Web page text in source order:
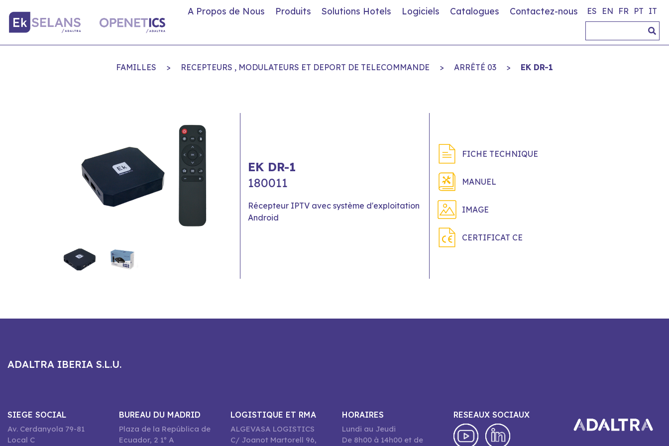
A Propos de Nous Produits Solutions Hotels Logiciels Catalogues Contactez-nous ES EN FR PT IT
FAMILLES > RECEPTEURS , MODULATEURS ET DEPORT DE TELECOMMANDE > ARRÊTÉ 03 > EK DR-1
EK DR-1
180011
Récepteur IPTV avec système d'exploitation
Android
FICHE TECHNIQUE
MANUEL
IMAGE
CERTIFICAT CE
ADALTRA IBERIA S.L.U.
SIEGE SOCIAL
Av. Cerdanyola 79-81
Local C
BUREAU DU MADRID
Plaza de la República de
Ecuador, 2 1º A
LOGISTIQUE ET RMA
ALGEVASA LOGISTICS
C/ Joanot Martorell 96,
HORAIRES
Lundi au Jeudi
De 8h00 à 14h00 et de
RESEAUX SOCIAUX